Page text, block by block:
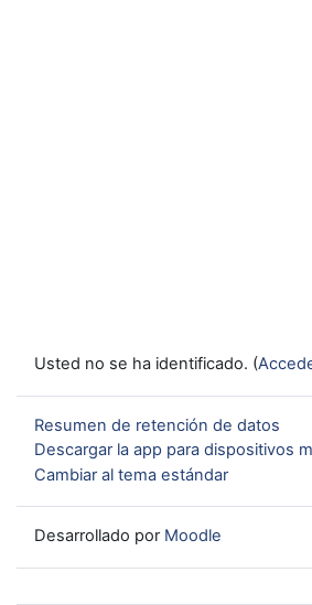
Usted no se ha identificado. (
Resumen de retención de datos
Descargar la app para dispositivos
Cambiar al tema estándar
Desarrollado por Moodle